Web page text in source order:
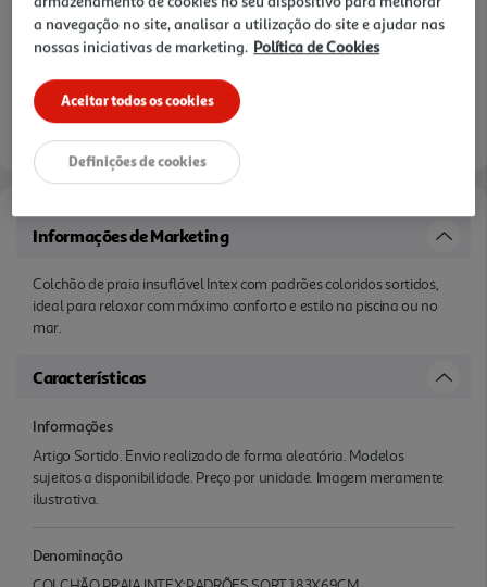
Informações de Marketing
Colchão de praia insuflável Intex com padrões coloridos sortidos,
ideal para relaxar com máximo conforto e estilo na piscina ou no
mar.
Características
Informações
Artigo Sortido. Envio realizado de forma aleatória. Modelos
sujeitos a disponibilidade. Preço por unidade. Imagem meramente
ilustrativa.
Denominação
a navegação no site, analisar a utilização do site e ajudar nas
nossas iniciativas de marketing. Política de Cookies
Aceitar todos os cookies
Definições de cookies